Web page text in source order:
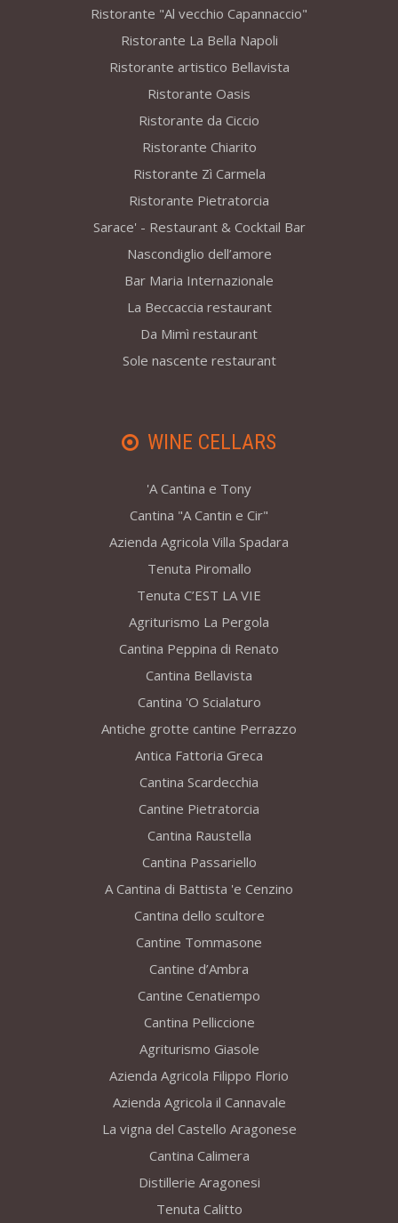
Ristorante "Al vecchio Capannaccio"
Ristorante La Bella Napoli
Ristorante artistico Bellavista
Ristorante Oasis
Ristorante da Ciccio
Ristorante Chiarito
Ristorante Zì Carmela
Ristorante Pietratorcia
Sarace' - Restaurant & Cocktail Bar
Nascondiglio dell’amore
Bar Maria Internazionale
La Beccaccia restaurant
Da Mimì restaurant
Sole nascente restaurant
WINE CELLARS
'A Cantina e Tony
Cantina "A Cantin e Cir"
Azienda Agricola Villa Spadara
Tenuta Piromallo
Tenuta C’EST LA VIE
Agriturismo La Pergola
Cantina Peppina di Renato
Cantina Bellavista
Cantina 'O Scialaturo
Antiche grotte cantine Perrazzo
Antica Fattoria Greca
Cantina Scardecchia
Cantine Pietratorcia
Cantina Raustella
Cantina Passariello
A Cantina di Battista 'e Cenzino
Cantina dello scultore
Cantine Tommasone
Cantine d’Ambra
Cantine Cenatiempo
Cantina Pelliccione
Agriturismo Giasole
Azienda Agricola Filippo Florio
Azienda Agricola il Cannavale
La vigna del Castello Aragonese
Cantina Calimera
Distillerie Aragonesi
Tenuta Calitto